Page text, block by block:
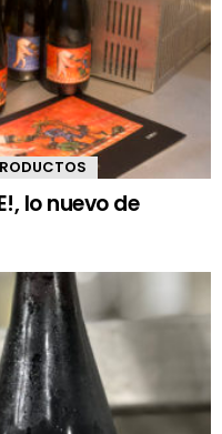
lo nuevo de